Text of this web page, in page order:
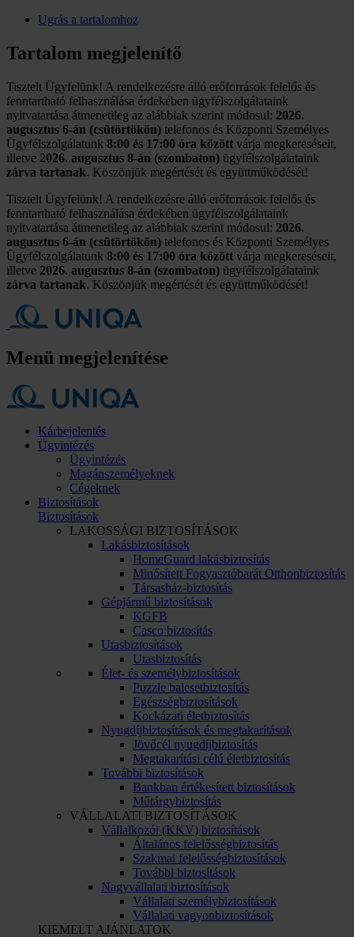
Ugrás a tartalomhoz
Tartalom megjelenítő
Tisztelt Ügyfelünk! A rendelkezésre álló erőforrások felelős és
fenntartható felhasználása érdekében ügyfélszolgálataink
nyitvatartása átmenetileg az alábbiak szerint módosul: 2026.
augusztus 6-án (csütörtökön) telefonos és Központi Személyes
Ügyfélszolgálatunk 8:00 és 17:00 óra között várja megkereséseit,
illetve 2026. augusztus 8-án (szombaton) ügyfélszolgálataink
zárva tartanak. Köszönjük megértését és együttműködését!
Tisztelt Ügyfelünk! A rendelkezésre álló erőforrások felelős és
fenntartható felhasználása érdekében ügyfélszolgálataink
nyitvatartása átmenetileg az alábbiak szerint módosul: 2026.
augusztus 6-án (csütörtökön) telefonos és Központi Személyes
Ügyfélszolgálatunk 8:00 és 17:00 óra között várja megkereséseit,
illetve 2026. augusztus 8-án (szombaton) ügyfélszolgálataink
zárva tartanak. Köszönjük megértését és együttműködését!
Menü megjelenítése
Kárbejelentés
Ügyintézés
Ügyintézés
Magánszemélyeknek
Cégeknek
Biztosítások
Biztosítások
LAKOSSÁGI BIZTOSÍTÁSOK
Lakásbiztosítások
HomeGuard lakásbiztosítás
Minősített Fogyasztóbarát Otthonbiztosítás
Társasház-biztosítás
Gépjármű biztosítások
KGFB
Casco biztosítás
Utasbiztosítások
Utasbiztosítás
Élet- és személybiztosítások
Puzzle balesetbiztosítás
Egészségbiztosítások
Kockázati életbiztosítás
Nyugdíjbiztosítások és megtakarítások
Jövőcél nyugdíjbiztosítás
Megtakarítási célú életbiztosítás
További biztosítások
Bankban értékesített biztosítások
Műtárgybiztosítás
VÁLLALATI BIZTOSÍTÁSOK
Vállalkozói (KKV) biztosítások
Általános felelősségbiztosítás
Szakmai felelősségbiztosítások
További biztosítások
Nagyvállalati biztosítások
Vállalati személybiztosítások
Vállalati vagyonbiztosítások
KIEMELT AJÁNLATOK